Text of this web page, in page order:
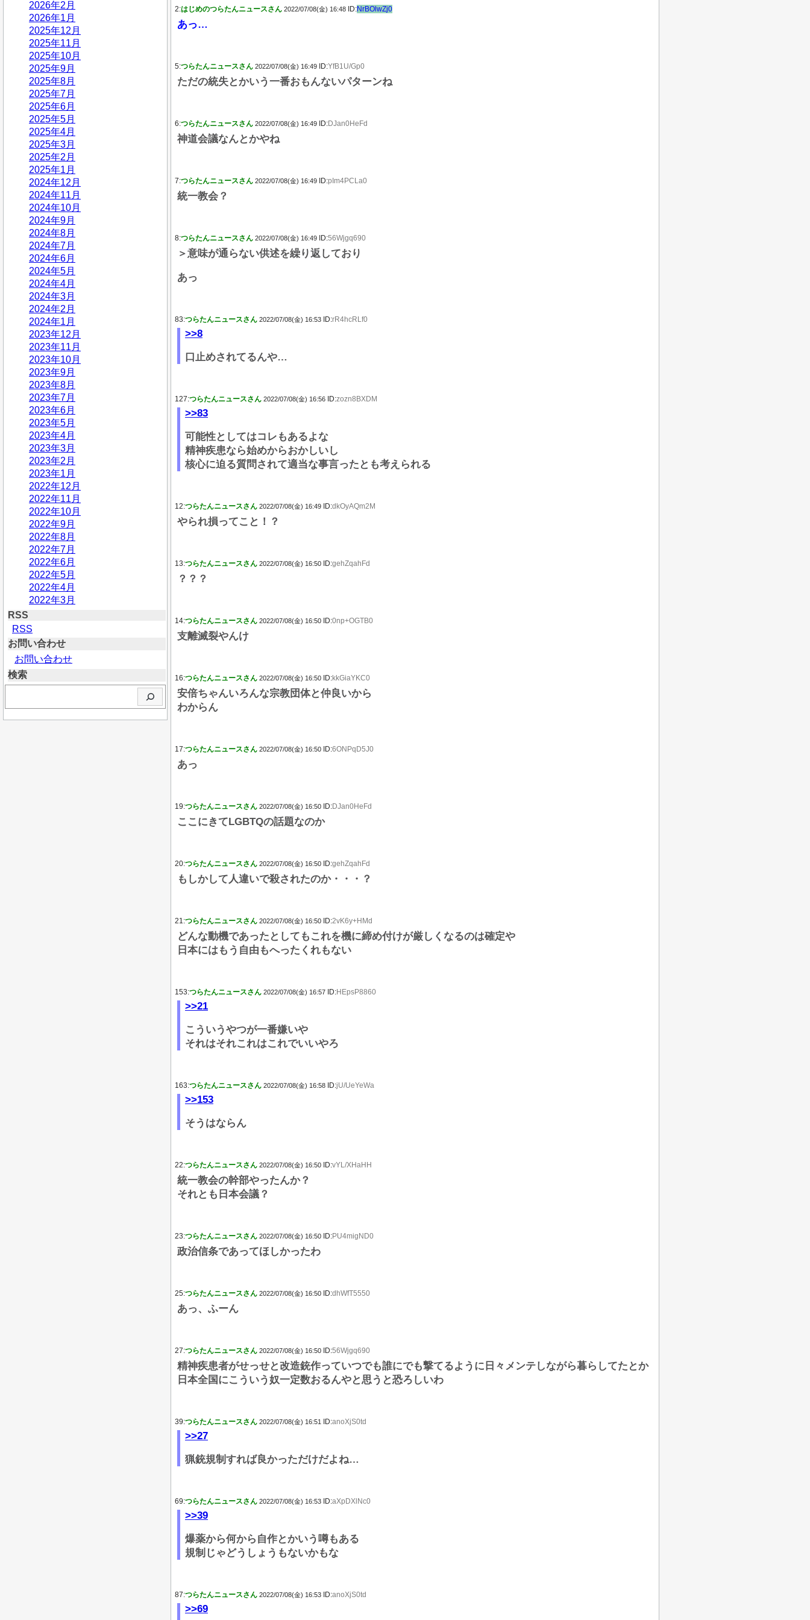
2026年2月
2026年1月
2025年12月
2025年11月
2025年10月
2025年9月
2025年8月
2025年7月
2025年6月
2025年5月
2025年4月
2025年3月
2025年2月
2025年1月
2024年12月
2024年11月
2024年10月
2024年9月
2024年8月
2024年7月
2024年6月
2024年5月
2024年4月
2024年3月
2024年2月
2024年1月
2023年12月
2023年11月
2023年10月
2023年9月
2023年8月
2023年7月
2023年6月
2023年5月
2023年4月
2023年3月
2023年2月
2023年1月
2022年12月
2022年11月
2022年10月
2022年9月
2022年8月
2022年7月
2022年6月
2022年5月
2022年4月
2022年3月
RSS
RSS
お問い合わせ
お問い合わせ
検索
2:はじめのつらたんニュースさん 2022/07/08(金) 16:48 ID:NrBOlwZj0
あっ…
5:つらたんニュースさん 2022/07/08(金) 16:49 ID:YfB1U/Gp0
ただの統失とかいう一番おもんないパターンね
6:つらたんニュースさん 2022/07/08(金) 16:49 ID:DJan0HeFd
神道会議なんとかやね
7:つらたんニュースさん 2022/07/08(金) 16:49 ID:pIm4PCLa0
統一教会？
8:つらたんニュースさん 2022/07/08(金) 16:49 ID:56Wjgq690
＞意味が通らない供述を繰り返しており
あっ
83:つらたんニュースさん 2022/07/08(金) 16:53 ID:rR4hcRLf0
>>8
口止めされてるんや…
127:つらたんニュースさん 2022/07/08(金) 16:56 ID:zozn8BXDM
>>83
可能性としてはコレもあるよな
精神疾患なら始めからおかしいし
核心に迫る質問されて適当な事言ったとも考えられる
12:つらたんニュースさん 2022/07/08(金) 16:49 ID:dkOyAQm2M
やられ損ってこと！？
13:つらたんニュースさん 2022/07/08(金) 16:50 ID:gehZqahFd
？？？
14:つらたんニュースさん 2022/07/08(金) 16:50 ID:0np+OGTB0
支離滅裂やんけ
16:つらたんニュースさん 2022/07/08(金) 16:50 ID:kkGiaYKC0
安倍ちゃんいろんな宗教団体と仲良いから
わからん
17:つらたんニュースさん 2022/07/08(金) 16:50 ID:6ONPqD5J0
あっ
19:つらたんニュースさん 2022/07/08(金) 16:50 ID:DJan0HeFd
ここにきてLGBTQの話題なのか
20:つらたんニュースさん 2022/07/08(金) 16:50 ID:gehZqahFd
もしかして人違いで殺されたのか・・・？
21:つらたんニュースさん 2022/07/08(金) 16:50 ID:2vK6y+HMd
どんな動機であったとしてもこれを機に締め付けが厳しくなるのは確定や
日本にはもう自由もへったくれもない
153:つらたんニュースさん 2022/07/08(金) 16:57 ID:HEpsP8860
>>21
こういうやつが一番嫌いや
それはそれこれはこれでいいやろ
163:つらたんニュースさん 2022/07/08(金) 16:58 ID:jU/UeYeWa
>>153
そうはならん
22:つらたんニュースさん 2022/07/08(金) 16:50 ID:vYL/XHaHH
統一教会の幹部やったんか？
それとも日本会議？
23:つらたんニュースさん 2022/07/08(金) 16:50 ID:PU4migND0
政治信条であってほしかったわ
25:つらたんニュースさん 2022/07/08(金) 16:50 ID:dhWfT5550
あっ、ふーん
27:つらたんニュースさん 2022/07/08(金) 16:50 ID:56Wjgq690
精神疾患者がせっせと改造銃作っていつでも誰にでも撃てるように日々メンテしながら暮らしてたとか
日本全国にこういう奴一定数おるんやと思うと恐ろしいわ
39:つらたんニュースさん 2022/07/08(金) 16:51 ID:anoXjS0td
>>27
猟銃規制すれば良かっただけだよね…
69:つらたんニュースさん 2022/07/08(金) 16:53 ID:aXpDXlNc0
>>39
爆薬から何から自作とかいう噂もある
規制じゃどうしょうもないかもな
87:つらたんニュースさん 2022/07/08(金) 16:53 ID:anoXjS0td
>>69